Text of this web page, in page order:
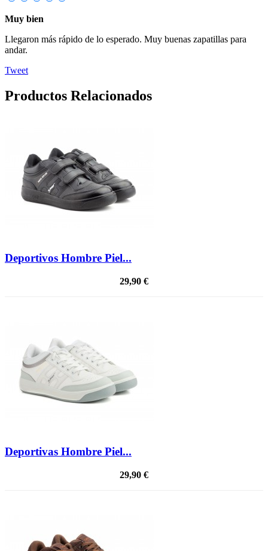
Muy bien
Llegaron más rápido de lo esperado. Muy buenas zapatillas para
andar.
Tweet
Productos Relacionados
Deportivos Hombre Piel...
29,90 €
Deportivas Hombre Piel...
29,90 €